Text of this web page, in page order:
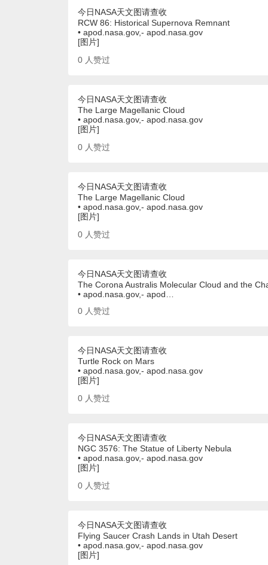
今日NASA天文图请查收
RCW 86: Historical Supernova Remnant
• apod.nasa.gov,- apod.nasa.gov
[图片]
0 人赞过
今日NASA天文图请查收
The Large Magellanic Cloud
• apod.nasa.gov,- apod.nasa.gov
[图片]
0 人赞过
今日NASA天文图请查收
The Large Magellanic Cloud
• apod.nasa.gov,- apod.nasa.gov
[图片]
0 人赞过
今日NASA天文图请查收
The Corona Australis Molecular Cloud and the
• apod.nasa.gov,- apod…
0 人赞过
今日NASA天文图请查收
Turtle Rock on Mars
• apod.nasa.gov,- apod.nasa.gov
[图片]
0 人赞过
今日NASA天文图请查收
NGC 3576: The Statue of Liberty Nebula
• apod.nasa.gov,- apod.nasa.gov
[图片]
0 人赞过
今日NASA天文图请查收
Flying Saucer Crash Lands in Utah Desert
• apod.nasa.gov,- apod.nasa.gov
[图片]